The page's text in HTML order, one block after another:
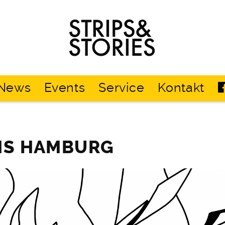
Strips
&
Stories
Events Service Kontakt
HAMBURG